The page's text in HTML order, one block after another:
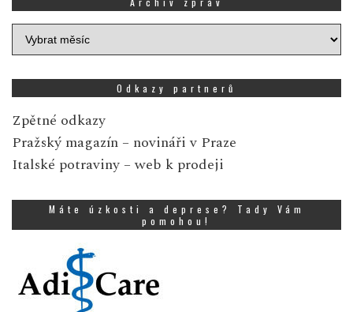
Archiv
zpráv
Odkazy partnerů
Zpětné odkazy
Pražský magazín – novináři v Praze
Italské potraviny – web k prodeji
Máte úzkosti a deprese? Tady Vám
pomohou!